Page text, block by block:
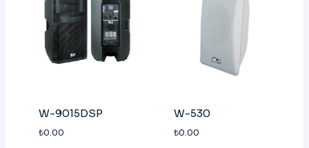
W-9015DSP
₺0.00
W-530
₺0.00